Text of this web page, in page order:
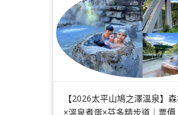
【2026太平山鳩之澤溫泉】
×溫泉煮蛋×芬多精步道｜票